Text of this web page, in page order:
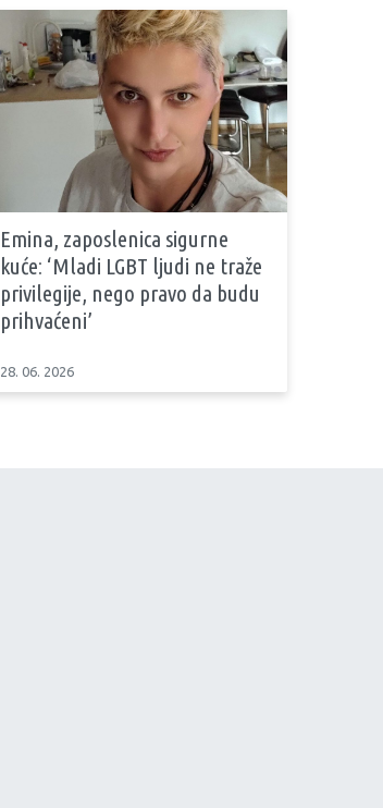
Emina, zaposlenica sigurne
kuće: ‘Mladi LGBT ljudi ne traže
privilegije, nego pravo da budu
prihvaćeni’
28. 06. 2026